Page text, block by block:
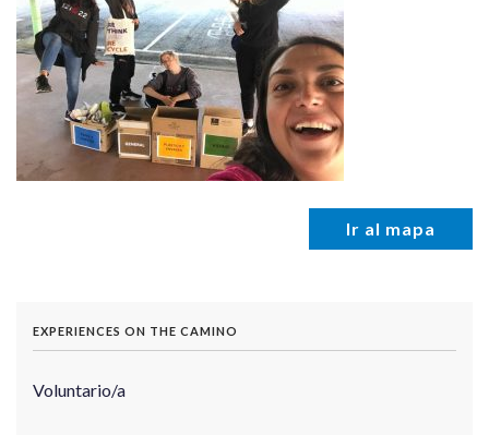
Ir al mapa
EXPERIENCES ON THE CAMINO
Voluntario/a